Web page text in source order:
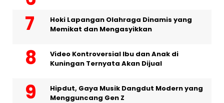
Hoki Lapangan Olahraga Dinamis yang
Memikat dan Mengasyikkan
Video Kontroversial Ibu dan Anak di
Kuningan Ternyata Akan Dijual
Hipdut, Gaya Musik Dangdut Modern yang
Mengguncang Gen Z